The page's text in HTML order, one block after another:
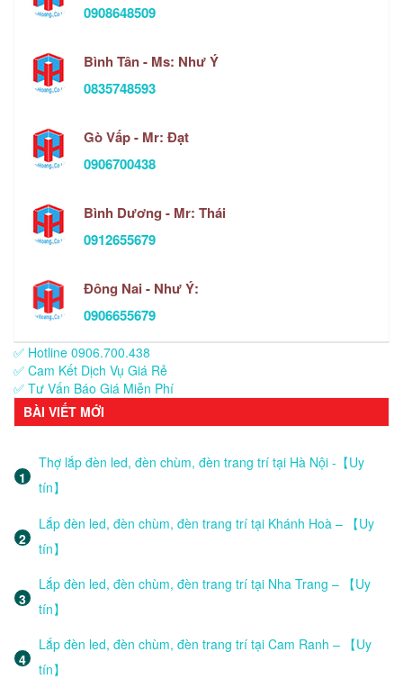
0908648509
Bình Tân - Ms: Như Ý
0835748593
Gò Vấp - Mr: Đạt
0906700438
Bình Dương - Mr: Thái
0912655679
Đông Nai - Như Ý:
0906655679
✅ Hotline 0906.700.438
✅ Cam Kết Dịch Vụ Giá Rẻ
✅ Tư Vấn Báo Giá Miễn Phí
BÀI VIẾT MỚI
Thợ lắp đèn led, đèn chùm, đèn trang trí tại Hà Nội -【Uy
tín】
Lắp đèn led, đèn chùm, đèn trang trí tại Khánh Hoà – 【Uy
tín】
Lắp đèn led, đèn chùm, đèn trang trí tại Nha Trang – 【Uy
tín】
Lắp đèn led, đèn chùm, đèn trang trí tại Cam Ranh – 【Uy
tín】